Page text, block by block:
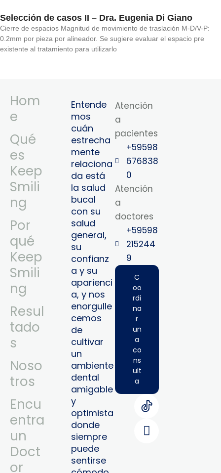
Selección de casos II – Dra. Eugenia Di Giano
Cierre de espacios Magnitud de movimiento de traslación M-D/V-P:
0.2mm por pieza por alineador. Se sugiere evaluar el espacio pre
existente al tratamiento para utilizarlo
Hom
e
Qué
es
Keep
Smili
ng
Por
qué
Keep
Smili
ng
Resul
tado
s
Noso
tros
Encu
entra
un
Doct
or
Entende
mos
cuán
estrecha
mente
relaciona
da está
la salud
bucal
con su
salud
general,
su
confianz
a y su
aparienci
a, y nos
enorgulle
cemos
de
cultivar
un
ambiente
dental
amigable
y
optimista
donde
siempre
puede
sentirse
Atención
a
pacientes
+59598
676838
0
Atención
a
doctores
+59598
215244
9‬
C
oo
rdi
na
r
un
a
co
ns
ult
a